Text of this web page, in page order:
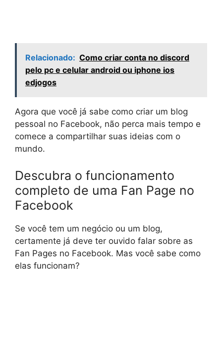
Relacionado: Como criar conta no discord
pelo pc e celular android ou iphone ios
edjogos
Agora que você já sabe como criar um blog
pessoal no Facebook, não perca mais tempo e
comece a compartilhar suas ideias com o
mundo.
Descubra o funcionamento
completo de uma Fan Page no
Facebook
Se você tem um negócio ou um blog,
certamente já deve ter ouvido falar sobre as
Fan Pages no Facebook. Mas você sabe como
elas funcionam?